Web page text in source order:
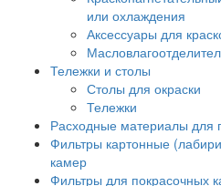
или охлаждения
Аксессуары для
Тележки и столы
Столы для окраски
Тележки
Расходные материалы для
Фильтры картонные
камер
Фильтры для покрасочных